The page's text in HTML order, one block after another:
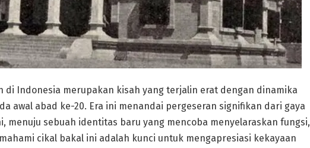
di Indonesia merupakan kisah yang terjalin erat dengan dinamika
awal abad ke-20. Era ini menandai pergeseran signifikan dari gaya
menuju sebuah identitas baru yang mencoba menyelaraskan fungsi,
cikal bakal ini adalah kunci untuk mengapresiasi kekayaan